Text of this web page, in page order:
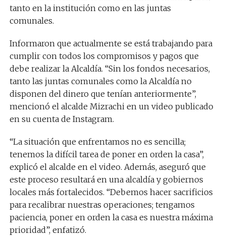
tanto en la institución como en las juntas
comunales.
Informaron que actualmente se está trabajando para
cumplir con todos los compromisos y pagos que
debe realizar la Alcaldía. “Sin los fondos necesarios,
tanto las juntas comunales como la Alcaldía no
disponen del dinero que tenían anteriormente”,
mencionó el alcalde Mizrachi en un video publicado
en su cuenta de Instagram.
“La situación que enfrentamos no es sencilla;
tenemos la difícil tarea de poner en orden la casa”,
explicó el alcalde en el video. Además, aseguró que
este proceso resultará en una alcaldía y gobiernos
locales más fortalecidos. “Debemos hacer sacrificios
para recalibrar nuestras operaciones; tengamos
paciencia, poner en orden la casa es nuestra máxima
prioridad”, enfatizó.